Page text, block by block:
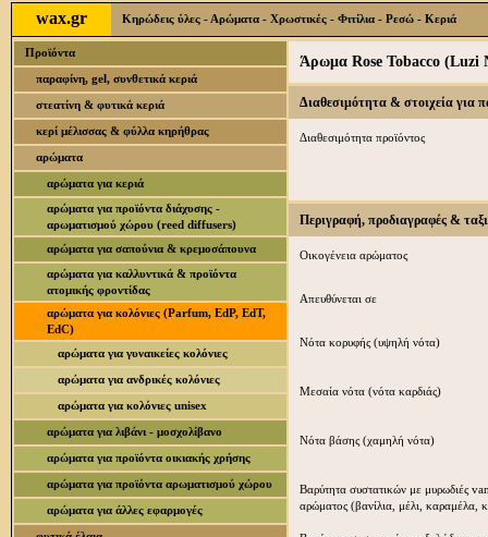
wax.gr Κηρώδεις ύλες - Αρώματα - Χρωστικές - Φιτίλια - Ρεσώ - Κεριά
Προϊόντα
παραφίνη, gel, συνθετικά κεριά
στεατίνη & φυτικά κεριά
κερί μέλισσας & φύλλα κηρήθρας
αρώματα
αρώματα για κεριά
αρώματα για προϊόντα διάχυσης -
αρωματισμού χώρου (reed diffusers)
αρώματα για σαπούνια & κρεμοσάπουνα
αρώματα για καλλυντικά & προϊόντα
ατομικής φροντίδας
αρώματα για κολόνιες (Parfum, EdP, EdT,
EdC)
αρώματα για γυναικείες κολόνιες
αρώματα για ανδρικές κολόνιες
αρώματα για κολόνιες unisex
αρώματα για λιβάνι - μοσχολίβανο
αρώματα για προϊόντα οικιακής χρήσης
αρώματα για προϊόντα αρωματισμού χώρου
αρώματα για άλλες εφαρμογές
Άρωμα Rose Tobacco (Luzi
Διαθεσιμότητα & στοιχεία για
Διαθεσιμότητα προϊόντος
Περιγραφή, προδιαγραφές &
Οικογένεια αρώματος
Απευθύνεται σε
Νότα κορυφής (υψηλή νότα)
Μεσαία νότα (νότα καρδιάς)
Νότα βάσης (χαμηλή νότα)
Βαρύτητα συστατικών με μυρωδιές
αρώματος (βανίλια, μέλι, καραμέλα,